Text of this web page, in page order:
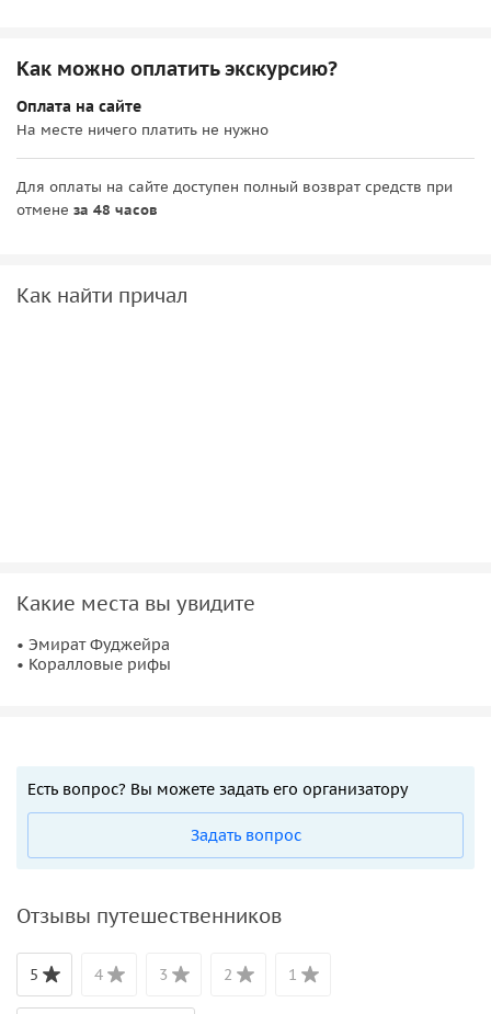
Как можно оплатить экскурсию?
Оплата на сайте
На месте ничего платить не нужно
Для оплаты на сайте доступен полный возврат средств при
отмене за 48 часов
Как найти причал
Какие места вы увидите
• Эмират Фуджейра
• Коралловые рифы
Есть вопрос? Вы можете задать его организатору
Задать вопрос
Отзывы путешественников
5 4 3 2 1